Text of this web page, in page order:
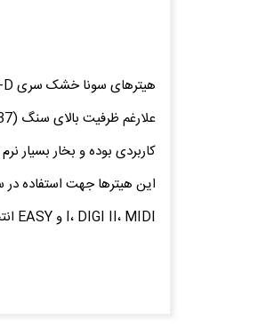
هیترهای سونا خشک سری Ring Wall-D ساخت کمپانی معتبر Helo فنلاند، انتخابی بسیار عالی جهت استفاده در سونا خشک های خانگی می باشند.
کاربردی بوده و بخار بسیار نرم و دلپذیری
I، DIGI II، MIDI و EASY انتخاب گردد.